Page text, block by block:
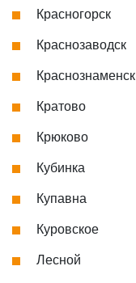
Красногорск
Краснозаводск
Краснознаменск
Кратово
Крюково
Кубинка
Купавна
Куровское
Лесной